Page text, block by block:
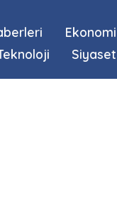
Ekonomi
Siyaset